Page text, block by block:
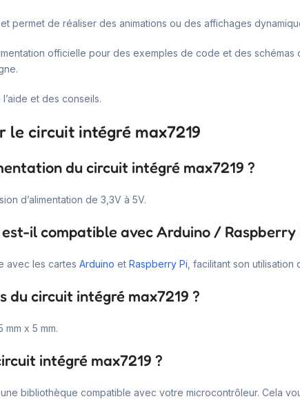
permet de réaliser des animations ou des affichages
officielle pour des exemples de code et des
et des conseils.
le circuit intégré max7219
du circuit intégré max7219 ?
d’alimentation de 3,3V à 5V.
il compatible avec Arduino / Raspberry
avec les cartes Arduino et Raspberry Pi , facilitant son
du circuit intégré max7219 ?
mm x 5 mm.
intégré max7219 ?
bibliothèque compatible avec votre microcontrôleur. Cela